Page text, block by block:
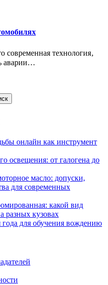
технология‚
аварии…
онлайн как инструмент
освещения: от галогена до
масло: допуски,
для современных
какой вид
разных кузовах
для обучения вождению